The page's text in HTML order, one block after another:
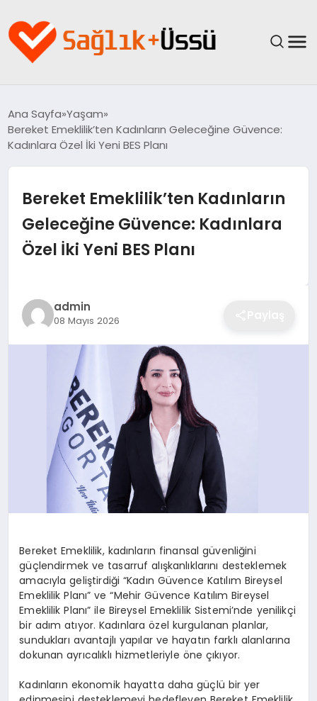
YAŞAM
SPOR & FITNESS
Ana Sayfa Yaşam
Bereket Emeklilik’ten Kadınların Geleceğine Güvence:
Kadınlara Özel İki Yeni BES Planı
Bereket Emeklilik’ten Kadınların
Geleceğine Güvence: Kadınlara
Özel İki Yeni BES Planı
admin
08 Mayıs 2026
Bereket Emeklilik, kadınların finansal güvenliğini
güçlendirmek ve tasarruf alışkanlıklarını desteklemek
amacıyla geliştirdiği “Kadın Güvence Katılım Bireysel
Emeklilik Planı” ve “Mehir Güvence Katılım Bireysel
Emeklilik Planı” ile Bireysel Emeklilik Sistemi’nde yenilikçi
bir adım atıyor. Kadınlara özel kurgulanan planlar,
sundukları avantajlı yapılar ve hayatın farklı alanlarına
dokunan ayrıcalıklı hizmetleriyle öne çıkıyor.
Kadınların ekonomik hayatta daha güçlü bir yer